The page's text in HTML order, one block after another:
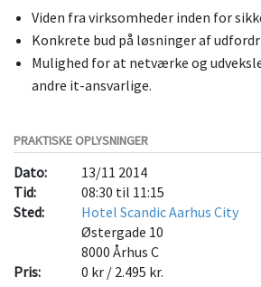
Viden fra virksomheder inden for
Konkrete bud på løsninger af
Mulighed for at netværke og
andre it-ansvarlige.
PRAKTISKE OPLYSNINGER
Dato:
13/11 2014
Tid:
08:30 til 11:15
Sted:
Hotel Scandic Aarhus City
Østergade 10
8000 Århus C
Pris:
0 kr / 2.495 kr.